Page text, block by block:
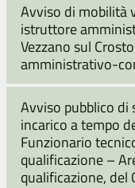
Avviso di mobilità
istruttore
Vezzano sul
amministrativo-
Avviso pubblico di
incarico a tempo
Funzionario
qualificazione –
qualificazione, del